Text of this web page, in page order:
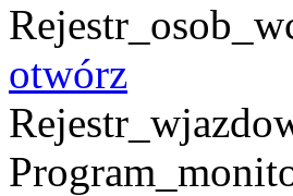
otwórz